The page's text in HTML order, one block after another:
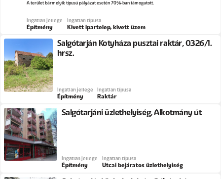
A terület bármelyik típusú pályázat esetén 70%-ban támogatott.
Ingatlan jellege
Építmény
Ingatlan típusa
Kivett ipartelep, kivett üzem
Salgótarján Kotyháza pusztai raktár, 0326/1.
hrsz.
Ingatlan jellege
Építmény
Ingatlan típusa
Raktár
Salgótarjáni üzlethelyiség, Alkotmány út
Ingatlan jellege
Építmény
Ingatlan típusa
Utcai bejáratos üzlethelyiség